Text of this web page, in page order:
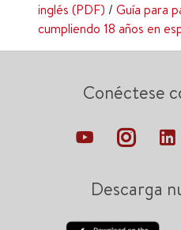
inglés (PDF) / Guía para
cumpliendo 18 años en
Conéctese
Descarga